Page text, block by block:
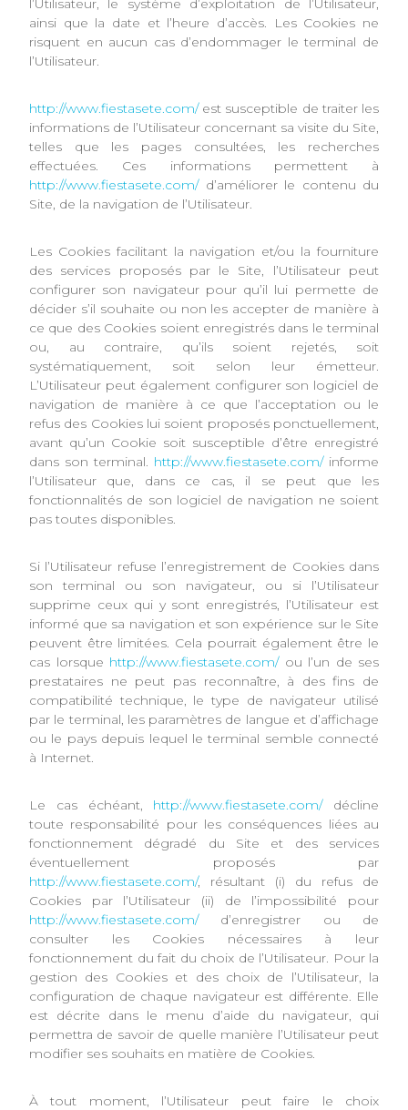
l’Utilisateur, le système d’exploitation de l’Utilisateur,
ainsi que la date et l’heure d’accès. Les Cookies ne
risquent en aucun cas d’endommager le terminal de
l’Utilisateur.
http://www.fiestasete.com/est susceptible de traiter les
informations de l’Utilisateur concernant sa visite du Site,
telles que les pages consultées, les recherches
effectuées. Ces informations permettent à
http://www.fiestasete.com/d’améliorer le contenu du
Site, de la navigation de l’Utilisateur.
Les Cookies facilitant la navigation et/ou la fourniture
des services proposés par le Site, l’Utilisateur peut
configurer son navigateur pour qu’il lui permette de
décider s’il souhaite ou non les accepter de manière à
ce que des Cookies soient enregistrés dans le terminal
ou, au contraire, qu’ils soient rejetés, soit
systématiquement, soit selon leur émetteur.
L’Utilisateur peut également configurer son logiciel de
navigation de manière à ce que l’acceptation ou le
refus des Cookies lui soient proposés ponctuellement,
avant qu’un Cookie soit susceptible d’être enregistré
dans son terminal. http://www.fiestasete.com/informe
l’Utilisateur que, dans ce cas, il se peut que les
fonctionnalités de son logiciel de navigation ne soient
pas toutes disponibles.
Si l’Utilisateur refuse l’enregistrement de Cookies dans
son terminal ou son navigateur, ou si l’Utilisateur
supprime ceux qui y sont enregistrés, l’Utilisateur est
informé que sa navigation et son expérience sur le Site
peuvent être limitées. Cela pourrait également être le
cas lorsque http://www.fiestasete.com/ou l’un de ses
prestataires ne peut pas reconnaître, à des fins de
compatibilité technique, le type de navigateur utilisé
par le terminal, les paramètres de langue et d’affichage
ou le pays depuis lequel le terminal semble connecté
à Internet.
Le cas échéant, http://www.fiestasete.com/décline
toute responsabilité pour les conséquences liées au
fonctionnement dégradé du Site et des services
éventuellement proposés par
http://www.fiestasete.com/, résultant (i) du refus de
Cookies par l’Utilisateur (ii) de l’impossibilité pour
http://www.fiestasete.com/d’enregistrer ou de
consulter les Cookies nécessaires à leur
fonctionnement du fait du choix de l’Utilisateur. Pour la
gestion des Cookies et des choix de l’Utilisateur, la
configuration de chaque navigateur est différente. Elle
est décrite dans le menu d’aide du navigateur, qui
permettra de savoir de quelle manière l’Utilisateur peut
modifier ses souhaits en matière de Cookies.
À tout moment, l’Utilisateur peut faire le choix